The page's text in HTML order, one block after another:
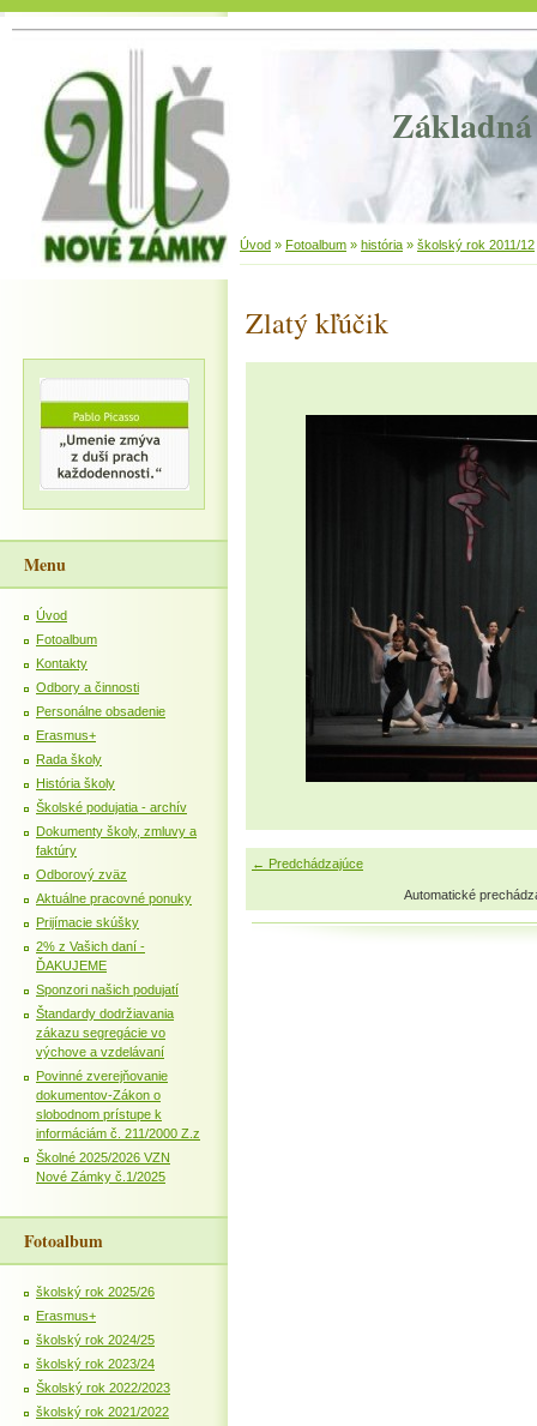
Základná
Úvod » Fotoalbum » história » školský rok 2011/12
Zlatý kľúčik
← Predchádzajúce
Automatické
Menu
Úvod
Fotoalbum
Kontakty
Odbory a činnosti
Personálne obsadenie
Erasmus+
Rada školy
História školy
Školské podujatia - archív
Dokumenty školy, zmluvy a
faktúry
Odborový zväz
Aktuálne pracovné ponuky
Prijímacie skúšky
2% z Vašich daní -
ĎAKUJEME
Sponzori našich podujatí
Štandardy dodržiavania
zákazu segregácie vo
výchove a vzdelávaní
Povinné zverejňovanie
dokumentov-Zákon o
slobodnom prístupe k
informáciám č. 211/2000 Z.z
Školné 2025/2026 VZN
Nové Zámky č.1/2025
Fotoalbum
školský rok 2025/26
Erasmus+
školský rok 2024/25
školský rok 2023/24
Školský rok 2022/2023
školský rok 2021/2022